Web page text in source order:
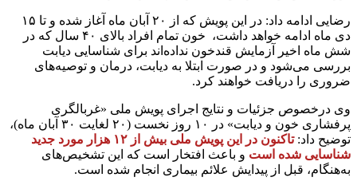
رضایی ادامه داد: در این پویش که از ۲۰ آبان ماه آغاز شده و تا ۱۵
دی ماه ادامه خواهد داشت، ‌ خون تمام افراد بالای ۴۰ سال که در
شش ماه اخیر آزمایش قندخون نداده‌اند برای شناسایی دیابت
بررسی می‌شود و در صورت ابتلا به دیابت، درمان و توصیه‌های
ضروری را دریافت خواهند کرد.
وی درخصوص جزئیات و نتایج اجرای پویش ملی «غربالگری
پرفشاری خون و دیابت» در ۱۰ روز نخست (۲۰ لغایت ۳۰ آبان ماه)، ‌
توضیح داد:
تاکنون در این پویش ملی بیش از ۱۲ هزار مورد جدید
شناسایی شده است و باعث افتخار است که این تشخیص‌های
به‌هنگام، قبل از پیدایش علائم بیماری انجام شده است.